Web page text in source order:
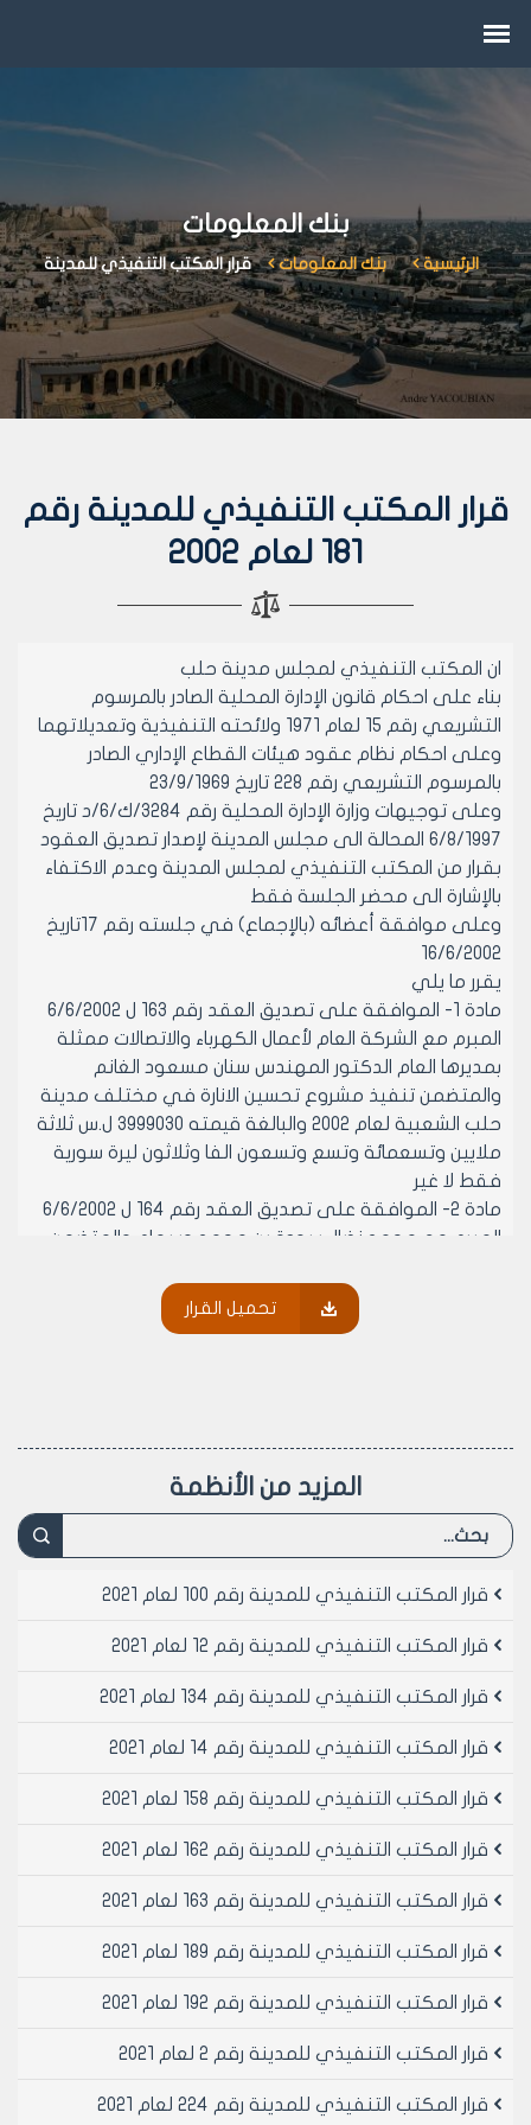
بنك المعلومات
الرئيسية بنك المعلومات قرار المكتب التنفيذي للمدينة
قرار المكتب التنفيذي للمدينة رقم
181 لعام 2002
ان المكتب التنفيذي لمجلس مدينة حلب
بناء على احكام قانون الإدارة المحلية الصادر بالمرسوم
التشريعي رقم 15 لعام 1971 ولائحته التنفيذية وتعديلاتهما
وعلى احكام نظام عقود هيئات القطاع الإداري الصادر
بالمرسوم التشريعي رقم 228 تاريخ 23/9/1969
وعلى توجيهات وزارة الإدارة المحلية رقم 3284/ك/6/د تاريخ
6/8/1997 المحالة الى مجلس المدينة لإصدار تصديق العقود
بقرار من المكتب التنفيذي لمجلس المدينة وعدم الاكتفاء
بالإشارة الى محضر الجلسة فقط
وعلى موافقة أعضائه (بالإجماع) في جلسته رقم 17تاريخ
16/6/2002
يقرر ما يلي
مادة 1- الموافقة على تصديق العقد رقم 163 ل 6/6/2002
المبرم مع الشركة العام لأعمال الكهرباء والاتصالات ممثلة
بمديرها العام الدكتور المهندس سنان مسعود الغانم
والمتضمن تنفيذ مشروع تحسين الانارة في مختلف مدينة
حلب الشعبية لعام 2002 والبالغة قيمته 3999030 ل.س ثلاثة
ملايين وتسعمائة وتسع وتسعون الفا وثلاثون ليرة سورية
فقط لا غير
مادة 2- الموافقة على تصديق العقد رقم 164 ل 6/6/2002
المبرم مع محمد نضال سودة بن محمد وسهام والمتضمن
المدينة لعام 2002 مرحلة ثانية / الحرابلة - حومد – فردوس –
مقر الأنبياء – صلاح الدين – كرم الدعدع – تل الزرازير – صالحين –
صالح نحاس والدتهم نديمة والمتضمن بيع فضلة الطريق
9504000 ل.س تسع ملايين وخمسمائة وأربعة الاف ليرة
سورية فقط لا غير
الموقع مع السيد فؤاد الحاف بن عبد الله والدته شفيقة
الصناعية المخصصة لمهنة ميكانيك سيارات والبالغة
المبرم مع دار الأجهزة الهندسية ممثلة بالسيد سيمون قبلو
الفوتوغرامتري لمدينة حلب القديمة والبالغة قيمته
فقط لا غير
المبرم مع سحبان النرابيجي بن جميل ومجيدة والمتضمن
وتوظيفه مخبر والبالغة قيمته 1694018 ل.س مليون
تحميل القرار
المزيد من الأنظمة
قرار المكتب التنفيذي للمدينة رقم 100 لعام 2021
قرار المكتب التنفيذي للمدينة رقم 12 لعام 2021
قرار المكتب التنفيذي للمدينة رقم 134 لعام 2021
قرار المكتب التنفيذي للمدينة رقم 14 لعام 2021
قرار المكتب التنفيذي للمدينة رقم 158 لعام 2021
قرار المكتب التنفيذي للمدينة رقم 162 لعام 2021
قرار المكتب التنفيذي للمدينة رقم 163 لعام 2021
قرار المكتب التنفيذي للمدينة رقم 189 لعام 2021
قرار المكتب التنفيذي للمدينة رقم 192 لعام 2021
قرار المكتب التنفيذي للمدينة رقم 2 لعام 2021
قرار المكتب التنفيذي للمدينة رقم 224 لعام 2021